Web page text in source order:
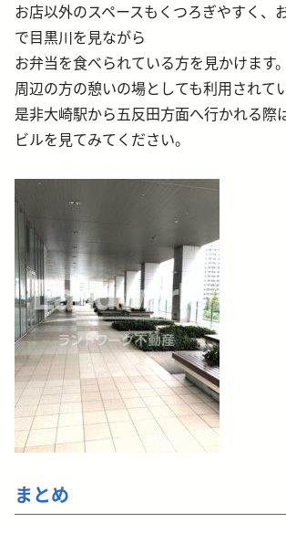
お店以外のスペースもくつろぎやすく、
で目黒川を見ながら
お弁当を食べられている方を見かけます。
周辺の方の憩いの場としても利用されて
是非大崎駅から五反田方面へ行かれる際
ビルを見てみてください。
まとめ